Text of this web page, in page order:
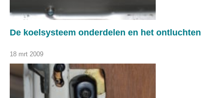
De koelsysteem onderdelen en het ontluchten
18 mrt 2009